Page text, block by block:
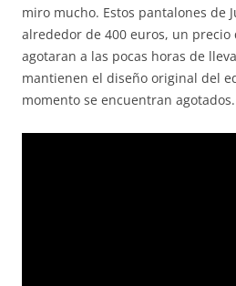
miro mucho. Estos pantalones de
alrededor de 400 euros, un
agotaran a las pocas horas de
mantienen el diseño original del
momento se encuentran agotados.